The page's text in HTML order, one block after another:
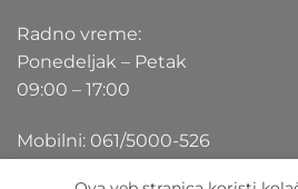
Radno vreme:
Ponedeljak – Petak
09:00 – 17:00
Mobilni: 061/5000-526